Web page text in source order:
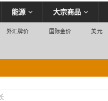
能源 大宗商品
外汇牌价 国际金价 美元